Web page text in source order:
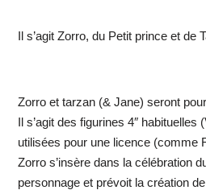
Il s’agit Zorro, du Petit prince et de
Zorro et tarzan (& Jane) seront
Il s’agit des figurines 4″ habituelles
utilisées pour une licence (comme
Zorro s’insère dans la célébration
personnage et prévoit la création